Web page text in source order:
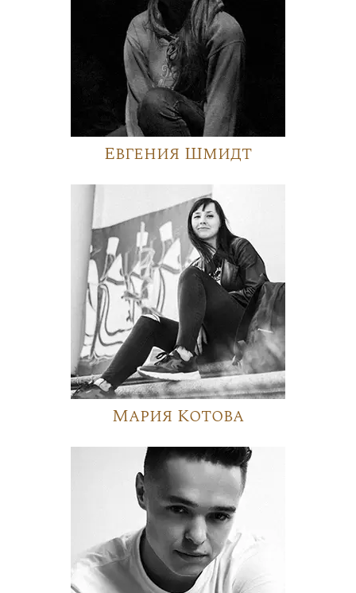
Евгения Шмидт
Мария Котова